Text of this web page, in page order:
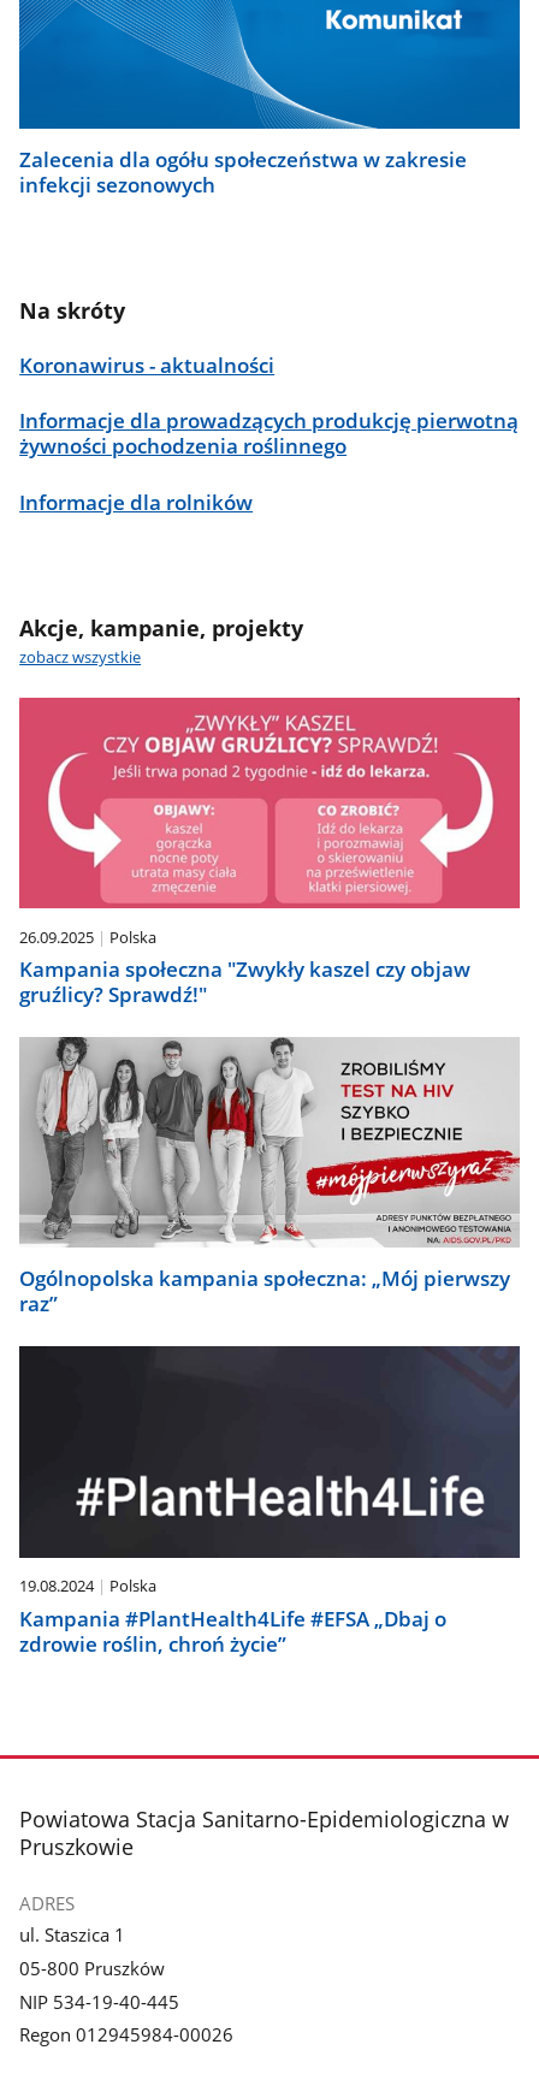
Zalecenia dla ogółu społeczeństwa w zakresie
infekcji sezonowych
Na skróty
Koronawirus - aktualności
Informacje dla prowadzących produkcję pierwotną
żywności pochodzenia roślinnego
Informacje dla rolników
Akcje, kampanie, projekty
zobacz wszystkie
26.09.2025 Polska
Kampania społeczna "Zwykły kaszel czy objaw
gruźlicy? Sprawdź!"
Ogólnopolska kampania społeczna: „Mój pierwszy
raz”
19.08.2024 Polska
Kampania #PlantHealth4Life #EFSA „Dbaj o
zdrowie roślin, chroń życie”
stopka
Powiatowa Stacja Sanitarno-Epidemiologiczna w
Pruszkowie
ADRES
ul. Staszica 1
05-800 Pruszków
NIP 534-19-40-445
Regon 012945984-00026